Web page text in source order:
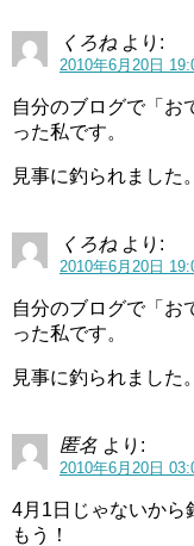
くろね より:
2010年6月20日
自分のブログで「お
った私です。
見事に釣られました
くろね より:
2010年6月20日
自分のブログで「お
った私です。
見事に釣られました
匿名 より:
2010年6月20日
4月1日じゃないから
もう！